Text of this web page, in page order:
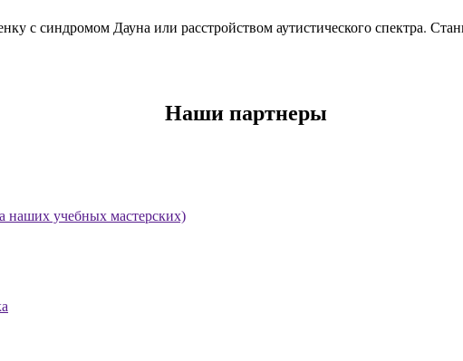
с синдромом Дауна или расстройством аутистического спектра.
Наши партнеры
учебных мастерских)